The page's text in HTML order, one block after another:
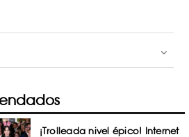
¡Trolleada nivel épico! Internet